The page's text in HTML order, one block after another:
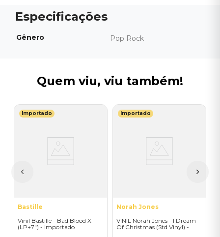
Gênero Pop Rock
Quem viu, viu também!
Importado
Bastille
Vinil Bastille - Bad Blood X
(LP+7") - Importado
Importado
Norah Jones
VINIL Norah Jones - I Dream
Of Christmas (Std Vinyl) -